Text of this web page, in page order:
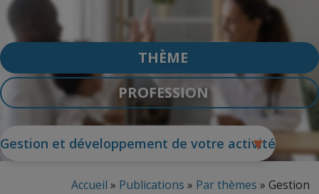
THÈME
PROFESSION
Gestion et développement de votre activité
Accueil » Publications » Par thèmes » Gestion